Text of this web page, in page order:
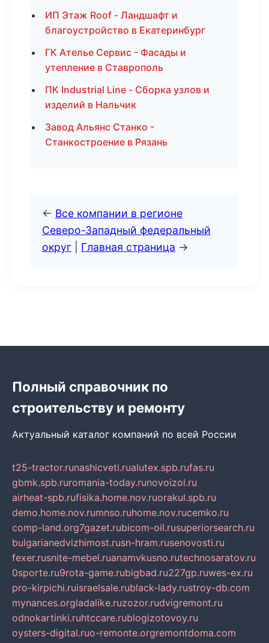
ИП Этаж Roof - Ландшафт и
благоустройство в Екатеринбург
ГК Ателье Сервис - Фасады и
утепление в Ставрополь
ПК Industrial Line - Сборка узлов и
изделий в Нальчик
Завод Альянс Станко -
Станкостроение в Рязань
← Все компании в регионе
Северо-Западный федеральный
округ
Главная страница →
Полный справочник по
строительству и ремонту
Актуальный каталог компаний по всей России
t25-tractor.runashicveti.rualutex.spb.rufas.ru
gbmk.spb.ruromania-today.runovoizol.ru
airheat-spb.rufisika.home.nov.ruorakul.spb.ru
demo.home.nov.rumnso.ruhome.nov.rucemko.ru
comp-land.org7gazet.rubicom-oil.rusuperiorsearch.ru
bulgarianedvizhimost.rusn-hram.rusenovosti.ru
fexer.rusnite-mebel.ruanamvkusno.rutechnosaratov.ru
0sporte.ru9rota-game.rubigbad.ru227gp.ruwes-ex.ru
pro-kirpichi.ruisraelsale.rublack-lady.rustroy-db.com
mynances.orgladalike.ruzozor.rudvigremont.ru
odnokartinki.ruhtccare.rublogizotovoy.ru
oysters-digital.ruo-remonte.orgremontdoma.com